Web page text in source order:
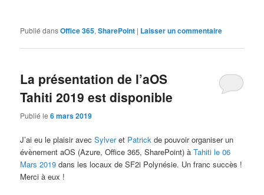
Publié dansOffice 365,SharePoint | Laisser un commentaire
La présentation de l’aOS
Tahiti 2019 est disponible
Publié le6 mars 2019
J’ai eu le plaisir avecSylveret Patrickde pouvoir organiser un
évènement aOS (Azure, Office 365, SharePoint) àTahiti le 06
Mars 2019 dans les locaux de SF2i Polynésie. Un franc succès !
Merci à eux !